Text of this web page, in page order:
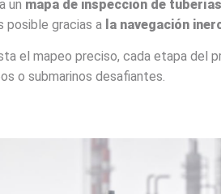
un mapa de inspección de tuberías
posible gracias a la navegación
el mapeo preciso, cada etapa del
o submarinos desafiantes.